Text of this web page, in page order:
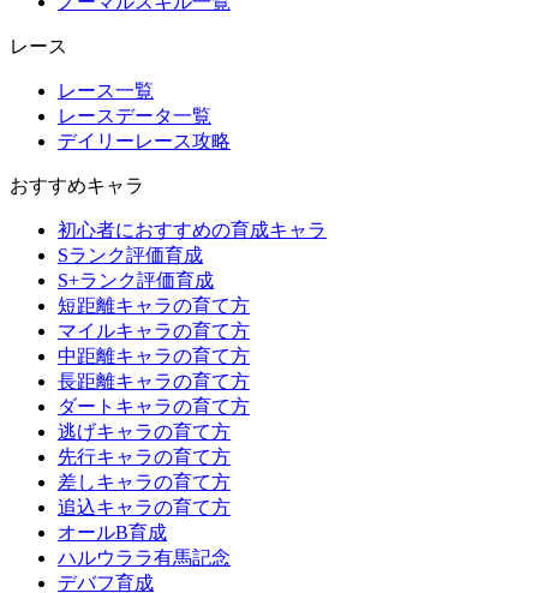
レース
レース一覧
レースデータ一覧
デイリーレース攻略
おすすめキャラ
初心者におすすめの育成キャラ
Sランク評価育成
S+ランク評価育成
短距離キャラの育て方
マイルキャラの育て方
中距離キャラの育て方
長距離キャラの育て方
ダートキャラの育て方
逃げキャラの育て方
先行キャラの育て方
差しキャラの育て方
追込キャラの育て方
オールB育成
ハルウララ有馬記念
デバフ育成